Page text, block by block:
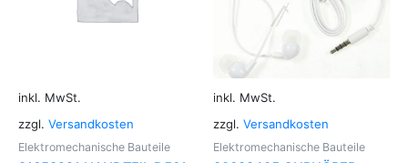
inkl. MwSt.
zzgl. Versandkosten
Elektromechanische Bauteile
inkl. MwSt.
zzgl. Versandkosten
Elektromechanische Bauteile